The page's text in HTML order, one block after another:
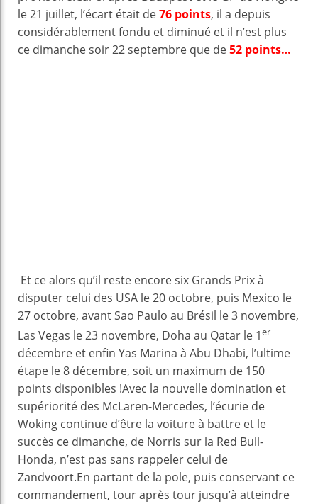
le 21 juillet, l’écart était de76 points, il a depuis
considérablement fondu et diminué et il n’est plus
ce dimanche soir 22 septembre que de52 points…
Et ce alors qu’il reste encore six Grands Prix à
disputer celui des USA le 20 octobre, puis Mexico le
27 octobre, avant Sao Paulo au Brésil le 3 novembre,
Las Vegas le 23 novembre, Doha au Qatar le 1er
décembre et enfin Yas Marina à Abu Dhabi, l’ultime
étape le 8 décembre, soit un maximum de 150
points disponibles !Avec la nouvelle domination et
supériorité des McLaren-Mercedes, l’écurie de
Woking continue d’être la voiture à battre et le
succès ce dimanche, de Norris sur la Red Bull-
Honda, n’est pas sans rappeler celui de
Zandvoort.En partant de la pole, puis conservant ce
commandement, tour après tour jusqu’à atteindre